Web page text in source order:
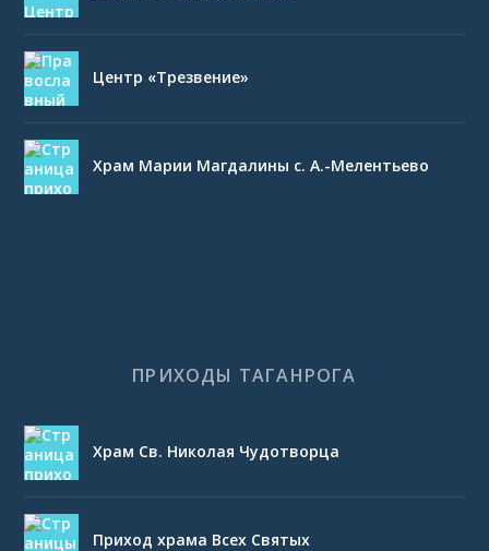
Центр «Трезвение»
Храм Марии Магдалины с. А.-Мелентьево
ПРИХОДЫ ТАГАНРОГА
Храм Св. Николая Чудотворца
Приход храма Всех Святых